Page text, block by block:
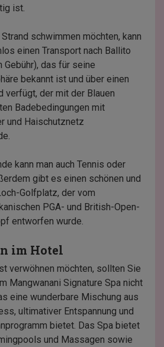
ist.
schwimmen möchten, kann
einen Transport nach Ballito
das für seine
bekannt ist und über einen
verfügt, der mit der Blauen
Badebedingungen mit
und Haischutznetz
kann man auch Tennis oder
gibt es einen schönen und
Golfplatz, der vom
PGA- und British-Open-
entworfen wurde.
im Hotel
verwöhnen möchten, sollten Sie
Mangwanani Signature Spa nicht
eine wunderbare Mischung aus
ultimativer Entspannung und
bietet. Das Spa bietet
und Massagen sowie